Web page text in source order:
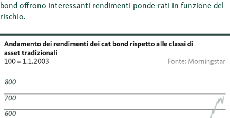
bond offrono interessanti rendimenti ponde-rati in funzione del
rischio.